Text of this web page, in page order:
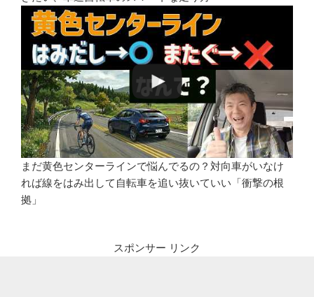
まだ黄色センターラインで悩んでるの？対向車がいなけ
れば線をはみ出して自転車を追い抜いていい「衝撃の根
拠」
スポンサー リンク